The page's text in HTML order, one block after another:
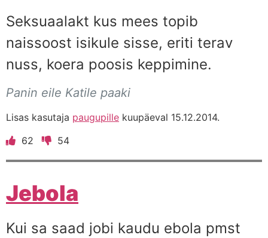
Seksuaalakt kus mees topib
naissoost isikule sisse, eriti terav
nuss, koera poosis keppimine.
Panin eile Katile paaki
Lisas kasutaja paugupille kuupäeval 15.12.2014.
62
54
Jebola
Kui sa saad jobi kaudu ebola pmst